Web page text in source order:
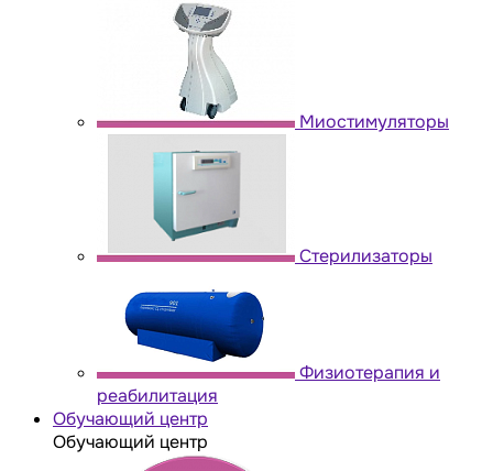
Миостимуляторы
Стерилизаторы
Физиотерапия и
реабилитация
Обучающий центр
Обучающий центр